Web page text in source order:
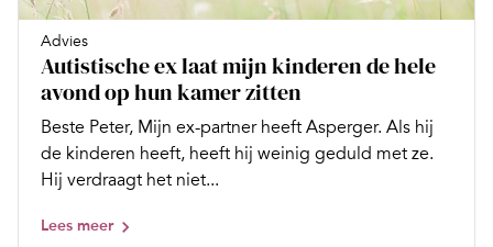
Advies
Autistische ex laat mijn kinderen de hele
avond op hun kamer zitten
Beste Peter, Mijn ex-partner heeft Asperger. Als hij
de kinderen heeft, heeft hij weinig geduld met ze.
Hij verdraagt het niet...
Lees meer